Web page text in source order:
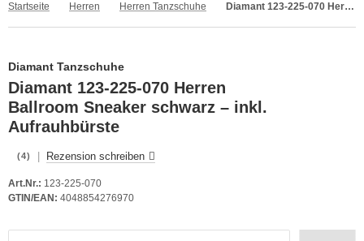
Startseite Herren Herren Tanzschuhe Diamant 123-225-070 Herren Tanzschuhe Ballrom Sneaker 123-225-070 Inkl. Mc-Tanz Aufraubürste
Diamant Tanzschuhe
Diamant 123-225-070 Herren
Ballroom Sneaker schwarz – inkl.
Aufrauhbürste
(4) Rezension schreiben
Art.Nr.: 123-225-070
GTIN/EAN: 4048854276970